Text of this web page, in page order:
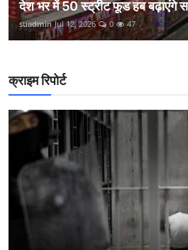
देश भर में 50 स्ट्रीट फूड हब बढ़ाएंगे
suadmin Jul 12, 2026 0 47
क्राइम रिपोर्ट